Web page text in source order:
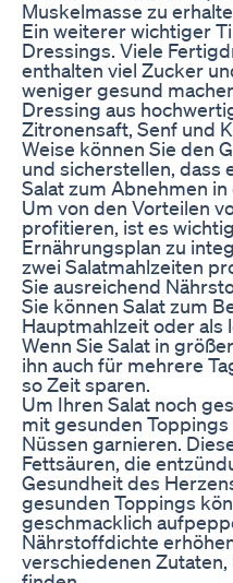
Muskelmasse zu
Ein weiterer wichtiger
Dressings. Viele
enthalten viel Zucker
weniger gesund
Dressing aus
Zitronensaft, Senf und
Weise können Sie den
und sicherstellen, dass
Salat zum Abnehmen
Um von den Vorteilen
profitieren, ist es
Ernährungsplan zu
zwei Salatmahlzeiten
Sie ausreichend
Sie können Salat zum
Hauptmahlzeit oder als
Wenn Sie Salat in
ihn auch für mehrere
so Zeit sparen.
Um Ihren Salat noch
mit gesunden
Nüssen garnieren.
Fettsäuren, die
Gesundheit des
gesunden Toppings
geschmacklich
Nährstoffdichte
verschiedenen